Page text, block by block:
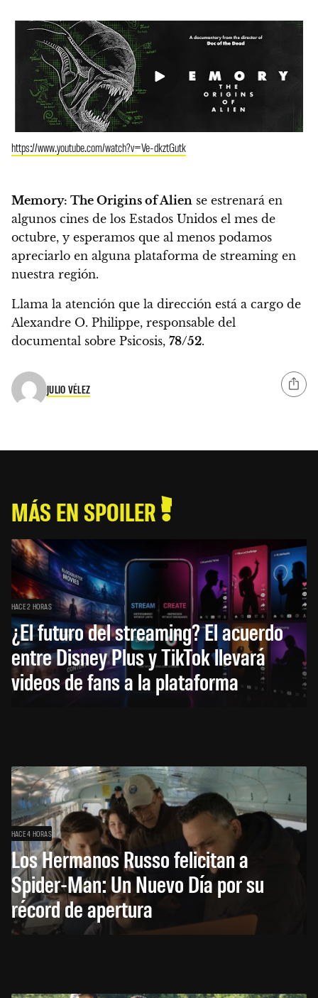
https://www.youtube.com/watch?v=Ve-dkztGutk
Memory: The Origins of Alien se estrenará en
algunos cines de los Estados Unidos el mes de
octubre, y esperamos que al menos podamos
apreciarlo en alguna plataforma de streaming en
nuestra región.
Llama la atención que la dirección está a cargo de
Alexandre O. Philippe, responsable del
documental sobre Psicosis, 78/52.
JULIO VÉLEZ
MÁS EN SPOILER
HACE 2 HORAS
¿El futuro del streaming? El acuerdo
entre Disney Plus y TikTok llevará
videos de fans a la plataforma
HACE 4 HORAS
Los Hermanos Russo felicitan a
Spider-Man: Un Nuevo Día por su
récord de apertura